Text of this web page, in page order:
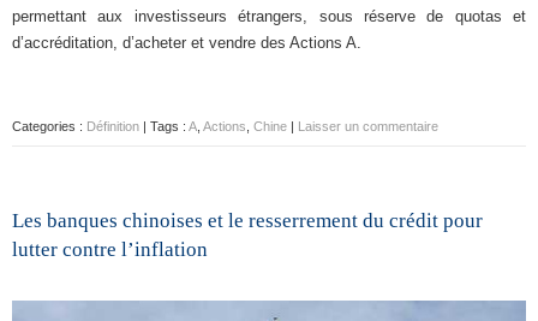
permettant aux investisseurs étrangers, sous réserve de quotas et
d’accréditation, d’acheter et vendre des Actions A.
Categories : Définition | Tags : A Actions Chine | Laisser un commentaire
Les banques chinoises et le resserrement du crédit pour
lutter contre l’inflation